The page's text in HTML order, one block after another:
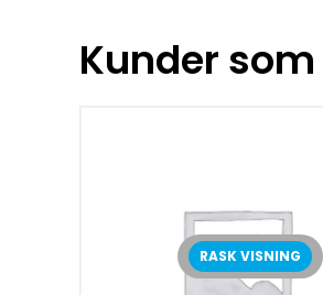
Kunder
RASK VISNING